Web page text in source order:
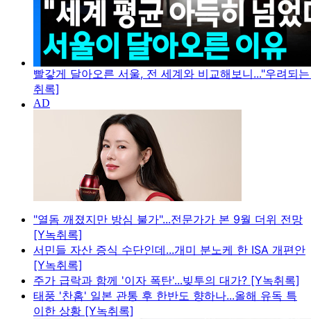
빨갛게 달아오른 서울, 전 세계와 비교해보니..."우려되
취록]
"열돔 깨졌지만 방심 불가"...전문가가 본 9월 더위 전망
[Y녹취록]
서민들 자산 증식 수단인데...개미 분노케 한 ISA 개편안
[Y녹취록]
주가 급락과 함께 '이자 폭탄'...빚투의 대가? [Y녹취록]
태풍 '찬홈' 일본 관통 후 한반도 향하나...올해 유독 특
이한 상황 [Y녹취록]